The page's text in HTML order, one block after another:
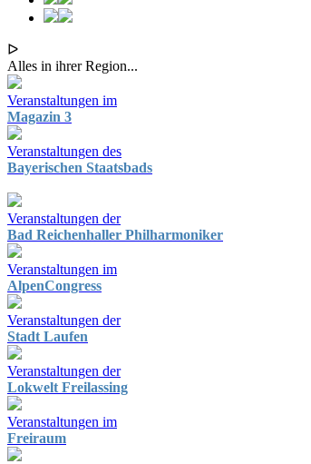
ᐅ
Alles in ihrer Region...
Veranstaltungen im
Magazin 3
Veranstaltungen des
Bayerischen Staatsbads
Veranstaltungen der
Bad Reichenhaller Philharmoniker
Veranstaltungen im
AlpenCongress
Veranstaltungen der
Stadt Laufen
Veranstaltungen der
Lokwelt Freilassing
Veranstaltungen im
Freiraum